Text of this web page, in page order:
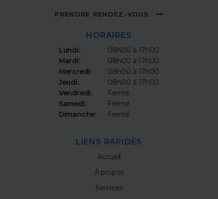
PRENDRE RENDEZ-VOUS
HORAIRES
Lundi:
08h00 à 17h00
Mardi:
08h00 à 17h00
Mercredi:
08h00 à 17h00
Jeudi:
08h00 à 17h00
Vendredi:
Fermé
Samedi:
Fermé
Dimanche:
Fermé
LIENS RAPIDES
Accueil
À propos
Services